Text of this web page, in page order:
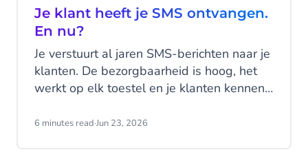
Je klant heeft je SMS ontvangen.
En nu?
Je verstuurt al jaren SMS-berichten naar je
klanten. De bezorgbaarheid is hoog, het
werkt op elk toestel en je klanten kennen
Maar hier zit precies het probleem: SMS
6 minutes read·Jun 23, 2026